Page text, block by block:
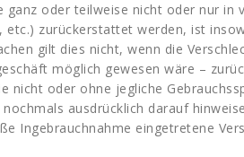
ganz oder teilweise nicht oder nur in
etc.) zurückerstattet werden, ist
gilt dies nicht, wenn die
möglich gewesen wäre –
nicht oder ohne jegliche
ausdrücklich darauf
Ingebrauchnahme eingetretene